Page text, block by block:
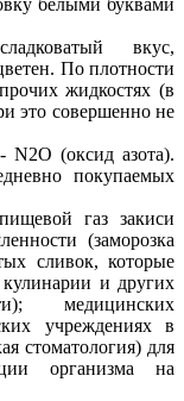
вкус,
По плотности
жидкостях (в
это совершенно не
N2O (оксид азота).
покупаемых
газ закиси
(заморозка
сливок, которые
и других
медицинских
учреждениях в
стоматология) для
организма на